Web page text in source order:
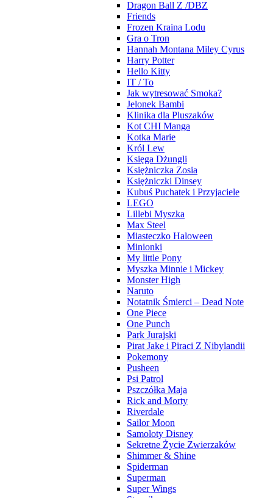
Dragon Ball Z /DBZ
Friends
Frozen Kraina Lodu
Gra o Tron
Hannah Montana Miley Cyrus
Harry Potter
Hello Kitty
IT / To
Jak wytresować Smoka?
Jelonek Bambi
Klinika dla Pluszaków
Kot CHI Manga
Kotka Marie
Król Lew
Księga Dżungli
Księżniczka Zosia
Księżniczki Dinsey
Kubuś Puchatek i Przyjaciele
LEGO
Lillebi Myszka
Max Steel
Miasteczko Haloween
Minionki
My little Pony
Myszka Minnie i Mickey
Monster High
Naruto
Notatnik Śmierci – Dead Note
One Piece
One Punch
Park Jurajski
Pirat Jake i Piraci Z Nibylandii
Pokemony
Pusheen
Psi Patrol
Pszczółka Maja
Rick and Morty
Riverdale
Sailor Moon
Samoloty Disney
Sekretne Życie Zwierzaków
Shimmer & Shine
Spiderman
Superman
Super Wings